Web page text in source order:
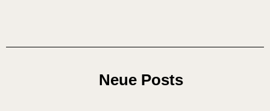
Neue Posts